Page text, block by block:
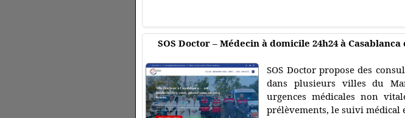
SOS Doctor – Médecin à domicile 24h24 à
SOS Doctor propose des
dans plusieurs villes du
urgences médicales non
prélèvements, le suivi médical